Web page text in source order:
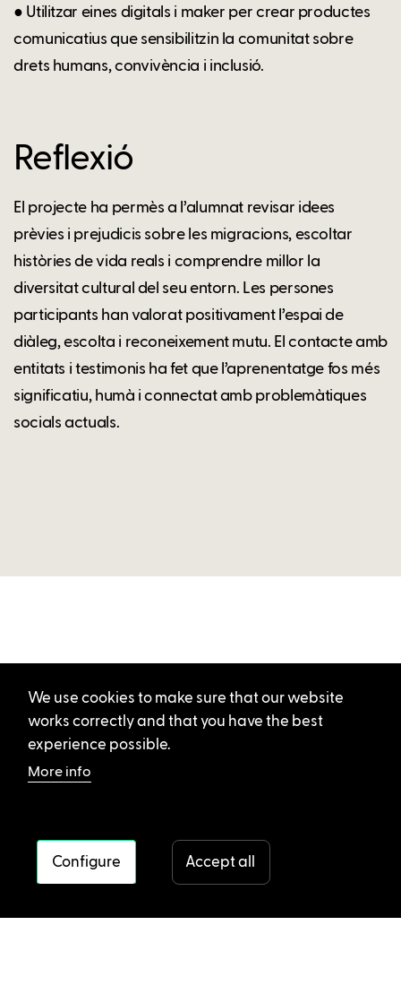
● Utilitzar eines digitals i maker per crear productes
comunicatius que sensibilitzin la comunitat sobre
drets humans, convivència i inclusió.
Reflexió
El projecte ha permès a l’alumnat revisar idees
prèvies i prejudicis sobre les migracions, escoltar
històries de vida reals i comprendre millor la
diversitat cultural del seu entorn. Les persones
participants han valorat positivament l’espai de
diàleg, escolta i reconeixement mutu. El contacte amb
entitats i testimonis ha fet que l’aprenentatge fos més
significatiu, humà i connectat amb problemàtiques
socials actuals.
We use cookies to make sure that our website
works correctly and that you have the best
experience possible.
More info
Configure Accept all